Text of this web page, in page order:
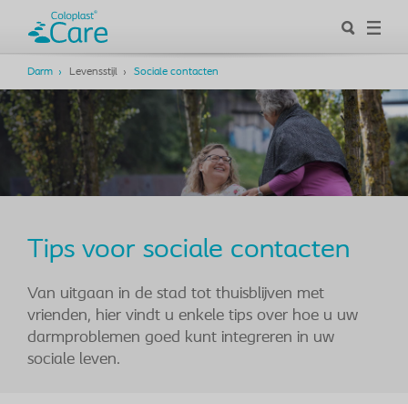
Darm Levensstijl Sociale contacten
Tips voor sociale contacten
Van uitgaan in de stad tot thuisblijven met
vrienden, hier vindt u enkele tips over hoe u uw
darmproblemen goed kunt integreren in uw
sociale leven.